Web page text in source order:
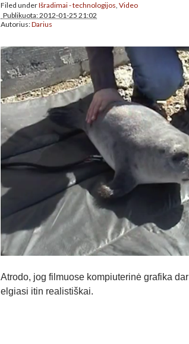
Filed underIšradimai - technologijos, Video
Publikuota: 2012-01-25 21:02
Autorius:Darius
Atrodo, jog filmuose kompiuterinė grafika
elgiasi itin realistiškai.